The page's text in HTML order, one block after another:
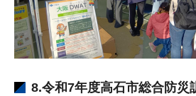
8.令和7年度高石市総合防災